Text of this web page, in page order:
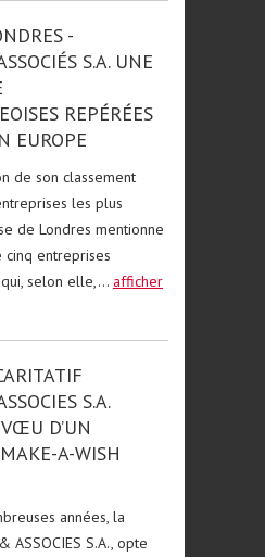
-
S.A. UNE
REPÉRÉES
EUROPE
de son classement
les plus
de Londres mentionne
cinq entreprises
selon elle,... afficher
S.A.
D’UN
A-WISH
années, la
ASSOCIES S.A., opte